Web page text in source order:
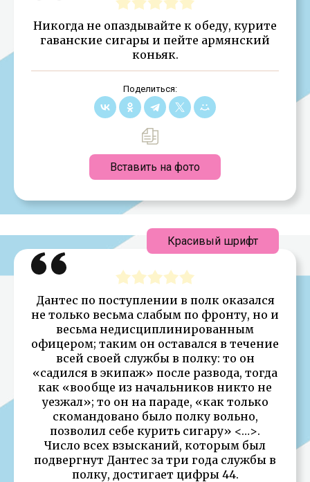
Никогда не опаздывайте к обеду, курите
гаванские сигары и пейте армянский
коньяк.
Поделиться:
Вставить на фото
Дантес по поступлении в полк оказался
не только весьма слабым по фронту, но и
весьма недисциплинированным
офицером; таким он оставался в течение
всей своей службы в полку: то он
«садился в экипаж» после развода, тогда
как «вообще из начальников никто не
уезжал»; то он на параде, «как только
скомандовано было полку вольно,
позволил себе курить сигару» <…>.
Число всех взысканий, которым был
подвергнут Дантес за три года службы в
полку, достигает цифры 44.
Красивый шрифт